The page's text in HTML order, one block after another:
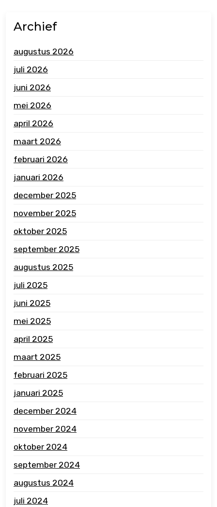
Archief
augustus 2026
juli 2026
juni 2026
mei 2026
april 2026
maart 2026
februari 2026
januari 2026
december 2025
november 2025
oktober 2025
september 2025
augustus 2025
juli 2025
juni 2025
mei 2025
april 2025
maart 2025
februari 2025
januari 2025
december 2024
november 2024
oktober 2024
september 2024
augustus 2024
juli 2024